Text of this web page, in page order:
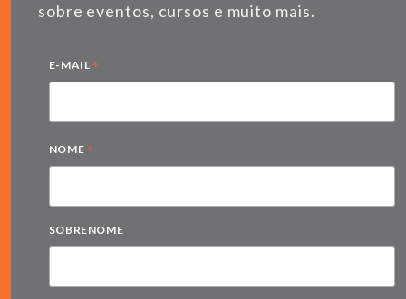
sobre eventos, cursos e muito mais.
E-MAIL *
NOME *
SOBRENOME